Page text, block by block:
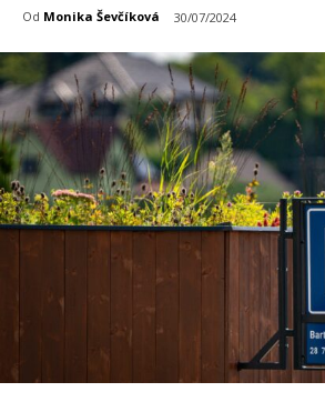
Od Monika Ševčíková 30/07/2024